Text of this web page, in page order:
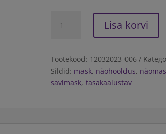
SPA
Lisa korvi
Tootekood: 12032023-006
Sildid: mask, näohooldus,
savimask, tasakaalustav